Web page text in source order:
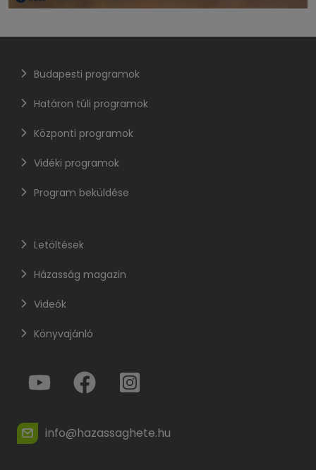
Budapesti programok
Határon túli programok
Központi programok
Vidéki programok
Program beküldése
Letöltések
Házasság magazin
Videók
Könyvajánló
info@hazassaghete.hu